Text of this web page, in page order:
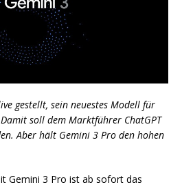
gestellt, sein neuestes Modell für
soll dem Marktführer ChatGPT
Aber hält Gemini 3 Pro den hohen
Gemini 3 Pro ist ab sofort das